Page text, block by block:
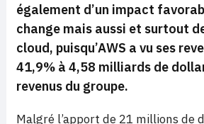
également d’un impact
change mais aussi et surtout
cloud, puisqu’AWS a vu ses
41,9% à 4,58 milliards de
revenus du groupe.
Malgré l’apport de 21 millions de